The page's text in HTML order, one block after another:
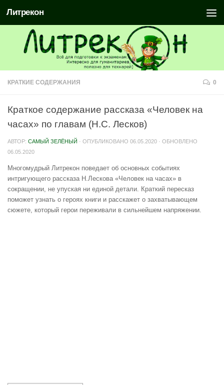
Литрекон
КРАТКИЕ СОДЕРЖАНИЯ 0
Краткое содержание рассказа «Человек на
часах» по главам (Н.С. Лесков)
АВТОР: САМЫЙ ЗЕЛЁНЫЙ · ОПУБЛИКОВАНО 06.05.2020 · ОБНОВЛЕНО
06.05.2020
Многомудрый Литрекон поведает об основных событиях
интригующего рассказа Н.Лескова «Человек на часах» в
сокращении, не упуская ни единой детали. Краткий пересказ
поможет узнать о героях книги и расскажет о захватывающем
сюжете, который герои переживали в сильнейшем напряжении.